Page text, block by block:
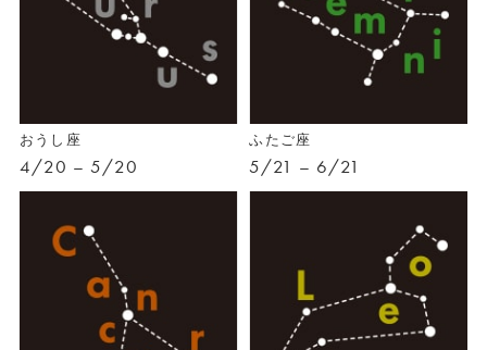
おうし座
4/20 – 5/20
ふたご座
5/21 – 6/21